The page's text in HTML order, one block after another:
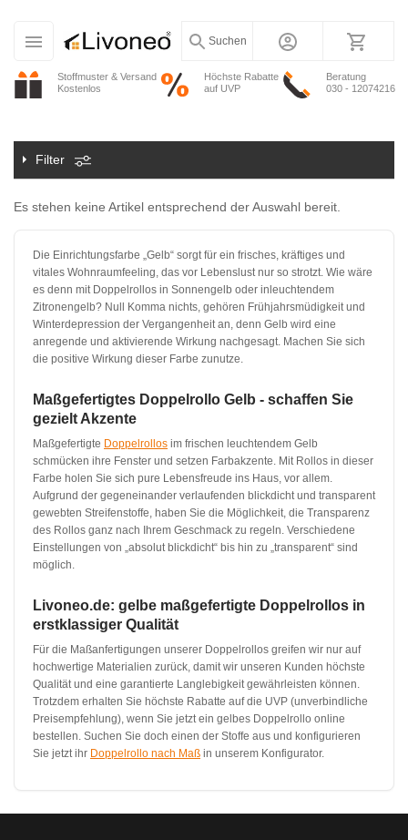
Stoffmuster & Versand
Kostenlos
Höchste Rabatte
auf UVP
Beratung
030 - 12074216
Suchen
Filter
Es stehen keine Artikel entsprechend der Auswahl bereit.
Die Einrichtungsfarbe „Gelb“ sorgt für ein frisches, kräftiges und
vitales Wohnraumfeeling, das vor Lebenslust nur so strotzt. Wie wäre
es denn mit Doppelrollos in Sonnengelb oder inleuchtendem
Zitronengelb? Null Komma nichts, gehören Frühjahrsmüdigkeit und
Winterdepression der Vergangenheit an, denn Gelb wird eine
anregende und aktivierende Wirkung nachgesagt. Machen Sie sich
die positive Wirkung dieser Farbe zunutze.
Maßgefertigtes Doppelrollo Gelb - schaffen Sie
gezielt Akzente
Maßgefertigte Doppelrollos im frischen leuchtendem Gelb
schmücken ihre Fenster und setzen Farbakzente. Mit Rollos in dieser
Farbe holen Sie sich pure Lebensfreude ins Haus, vor allem.
Aufgrund der gegeneinander verlaufenden blickdicht und transparent
gewebten Streifenstoffe, haben Sie die Möglichkeit, die Transparenz
des Rollos ganz nach Ihrem Geschmack zu regeln. Verschiedene
Einstellungen von „absolut blickdicht“ bis hin zu „transparent“ sind
möglich.
Livoneo.de: gelbe maßgefertigte Doppelrollos in
erstklassiger Qualität
Für die Maßanfertigungen unserer Doppelrollos greifen wir nur auf
hochwertige Materialien zurück, damit wir unseren Kunden höchste
Qualität und eine garantierte Langlebigkeit gewährleisten können.
Trotzdem erhalten Sie höchste Rabatte auf die UVP (unverbindliche
Preisempfehlung), wenn Sie jetzt ein gelbes Doppelrollo online
bestellen. Suchen Sie doch einen der Stoffe aus und konfigurieren
Sie jetzt ihr Doppelrollo nach Maß in unserem Konfigurator.